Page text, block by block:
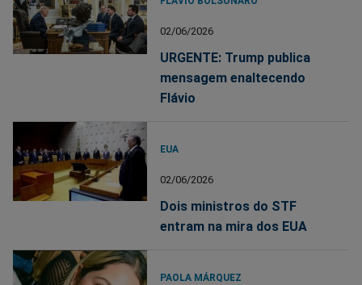
02/06/2026
URGENTE: Trump publica
mensagem enaltecendo
Flávio
EUA
02/06/2026
Dois ministros do STF
entram na mira dos EUA
PAOLA MÁRQUEZ